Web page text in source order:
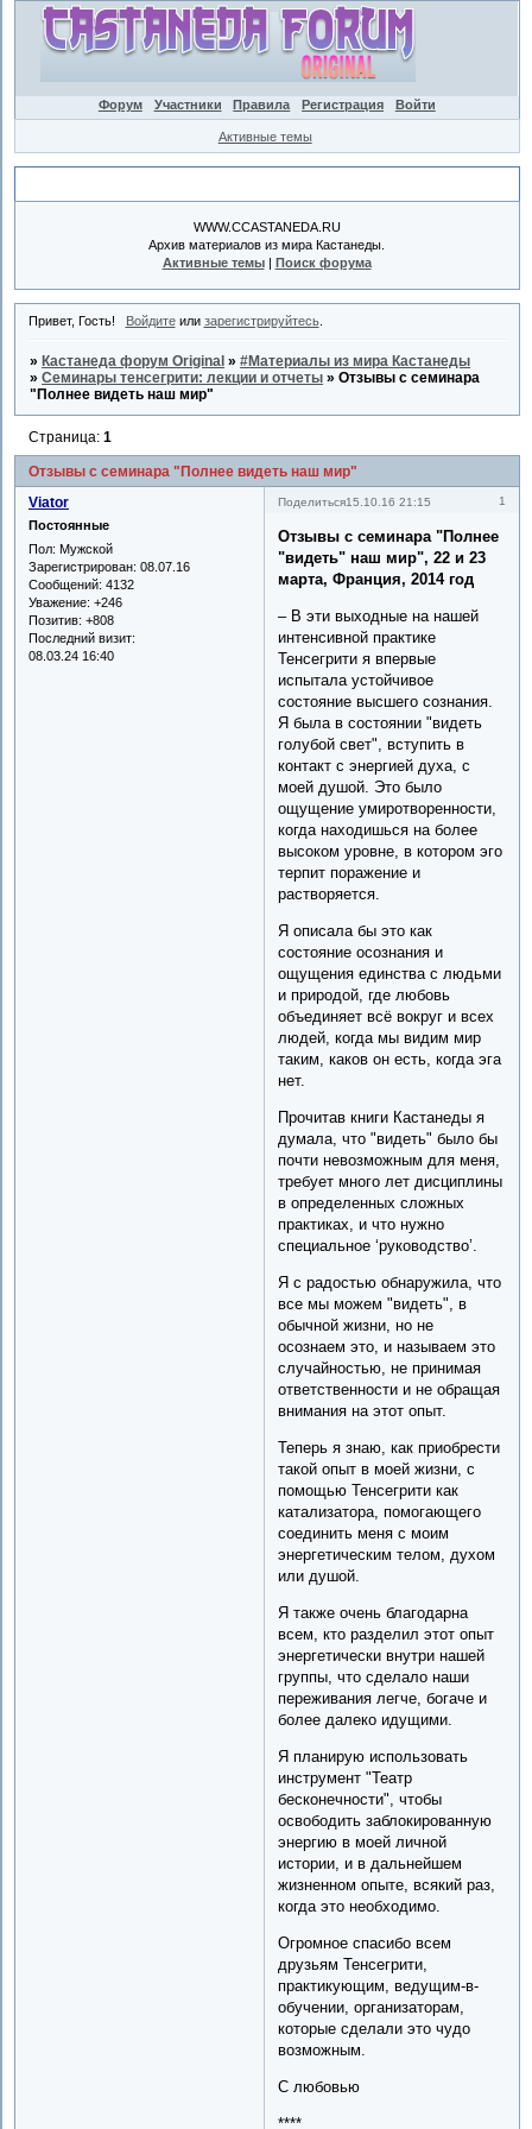
Форум Участники Правила Регистрация Войти
Активные темы
WWW.CCASTANEDA.RU
Архив материалов из мира Кастанеды.
Активные темы| Поиск форума
Привет, Гость! Войдитеили зарегистрируйтесь.
» Кастанеда форум Original »#Материалы из мира Кастанеды
»Семинары тенсегрити: лекции и отчеты »Отзывы с семинара
"Полнее видеть наш мир"
Отзывы с семинара "Полнее видеть наш мир"
Страница:1
Поделиться 1
15.10.16 21:15
Viator
Постоянные
Пол: Мужской
Зарегистрирован: 08.07.16
Сообщений: 4132
Уважение: +246
Позитив: +808
Последний визит:
08.03.24 16:40
Отзывы с семинара "Полнее
"видеть" наш мир", 22 и 23
марта, Франция, 2014 год
– В эти выходные на нашей
интенсивной практике
Тенсегрити я впервые
испытала устойчивое
состояние высшего сознания.
Я была в состоянии "видеть
голубой свет", вступить в
контакт с энергией духа, с
моей душой. Это было
ощущение умиротворенности,
когда находишься на более
высоком уровне, в котором эго
терпит поражение и
растворяется.
Я описала бы это как
состояние осознания и
ощущения единства с людьми
и природой, где любовь
объединяет всё вокруг и всех
людей, когда мы видим мир
таким, каков он есть, когда эга
нет.
Прочитав книги Кастанеды я
думала, что "видеть" было бы
почти невозможным для меня,
требует много лет дисциплины
в определенных сложных
практиках, и что нужно
специальное ‘руководство’.
Я с радостью обнаружила, что
все мы можем "видеть", в
обычной жизни, но не
осознаем это, и называем это
случайностью, не принимая
ответственности и не обращая
внимания на этот опыт.
Теперь я знаю, как приобрести
такой опыт в моей жизни, с
помощью Тенсегрити как
катализатора, помогающего
соединить меня с моим
энергетическим телом, духом
или душой.
Я также очень благодарна
всем, кто разделил этот опыт
энергетически внутри нашей
группы, что сделало наши
переживания легче, богаче и
более далеко идущими.
Я планирую использовать
инструмент "Театр
бесконечности", чтобы
освободить заблокированную
энергию в моей личной
истории, и в дальнейшем
жизненном опыте, всякий раз,
когда это необходимо.
Огромное спасибо всем
друзьям Тенсегрити,
практикующим, ведущим-в-
обучении, организаторам,
которые сделали это чудо
возможным.
С любовью
****